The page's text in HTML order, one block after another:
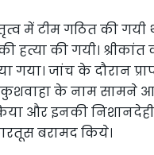
में टीम गठित की गयी
की गयी। श्रीकांत
गया। जांच के दौरान
के नाम सामने
और इनकी
बरामद किये।